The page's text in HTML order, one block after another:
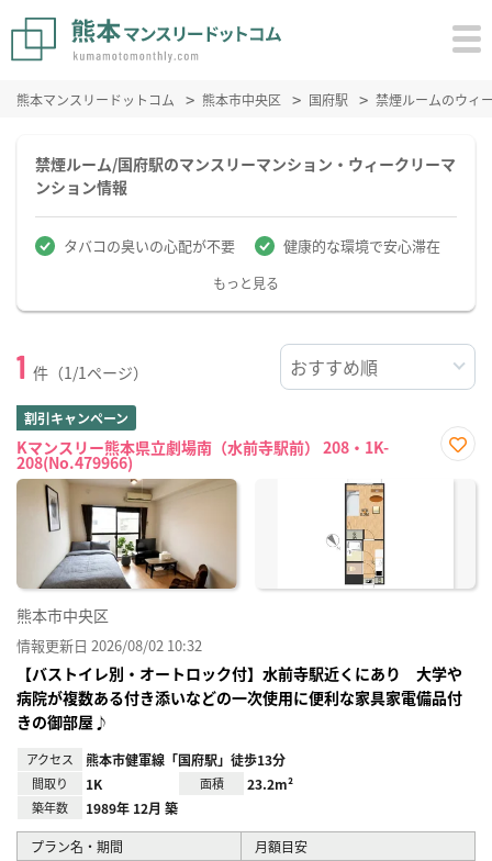
熊本マンスリードットコム 熊本市中央区 国府駅 禁煙ルームのウィ
禁煙ルーム/国府駅のマンスリーマンション・ウィークリーマ
ンション情報
タバコの臭いの心配が不要 健康的な環境で安心滞在
もっと見る
1 件（1/1ページ）
割引キャンペーン
Kマンスリー熊本県立劇場南（水前寺駅前） 208・1K-
208(No.479966)
に入
熊本市中央区
情報更新日 2026/08/02 10:32
【バストイレ別・オートロック付】水前寺駅近くにあり 大学や
病院が複数ある付き添いなどの一次使用に便利な家具家電備品付
きの御部屋♪
アクセス 熊本市健軍線「国府駅」徒歩13分
間取り 1K 面積 23.2m²
築年数 1989年 12月 築
プラン名・期間
月額目安